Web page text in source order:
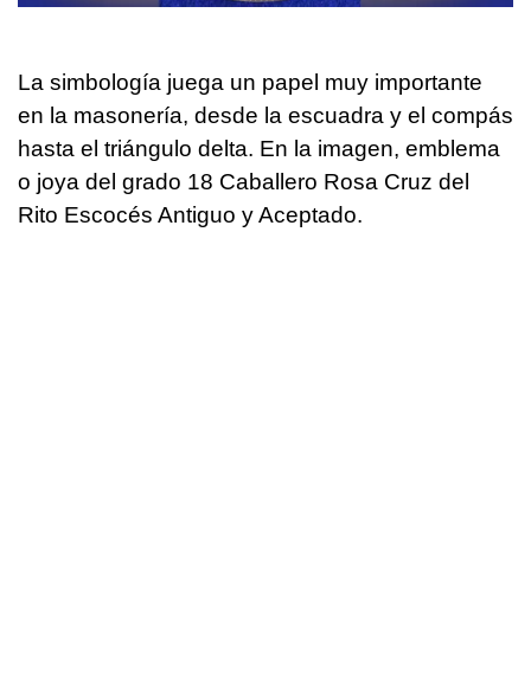
La simbología juega un papel muy importante
en la masonería, desde la escuadra y el compás
hasta el triángulo delta. En la imagen, emblema
o joya del grado 18 Caballero Rosa Cruz del
Rito Escocés Antiguo y Aceptado.